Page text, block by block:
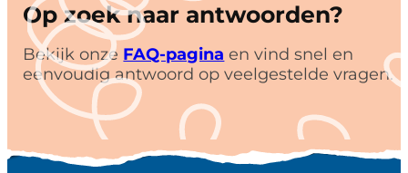
Op zoek naar antwoorden?
Bekijk onze FAQ-pagina en vind snel en
eenvoudig antwoord op veelgestelde vragen.